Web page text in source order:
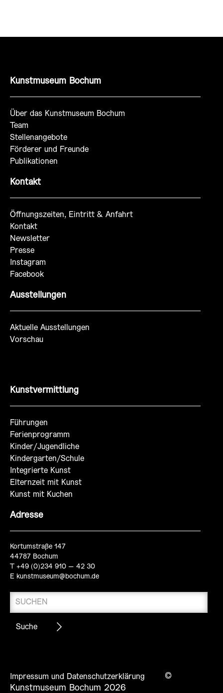
Kunstmuseum Bochum
Über das Kunstmuseum Bochum
Team
Stellenangebote
Förderer und Freunde
Publikationen
Kontakt
Öffnungszeiten, Eintritt & Anfahrt
Kontakt
Newsletter
Presse
Instagram
Facebook
Ausstellungen
Aktuelle Ausstellungen
Vorschau
Kunstvermittlung
Führungen
Ferienprogramm
Kinder/Jugendliche
Kindergarten/Schule
Integrierte Kunst
Elternzeit mit Kunst
Kunst mit Kuchen
Adresse
Kortumstraße 147
44787 Bochum
T +49 (0)234 910 – 42 30
E kunstmuseum@bochum.de
Impressum und Datenschutzerklärung
©
Kunstmuseum Bochum 2026